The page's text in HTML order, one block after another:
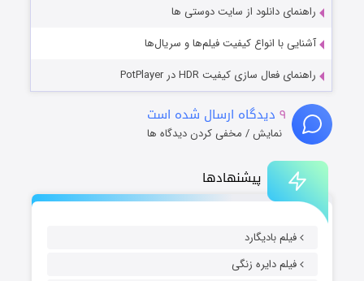
پیشنهادها
فیلم بادیگارد
فیلم دایره زنگی
راهنمای دانلود از سایت دوستی ها
آشنایی با انواع کیفیت فیلم‌ها و سریال‌ها
راهنمای فعال سازی کیفیت HDR در PotPlayer
۹ دیدگاه ارسال شده است
نمایش / مخفی کردن دیدگاه ها